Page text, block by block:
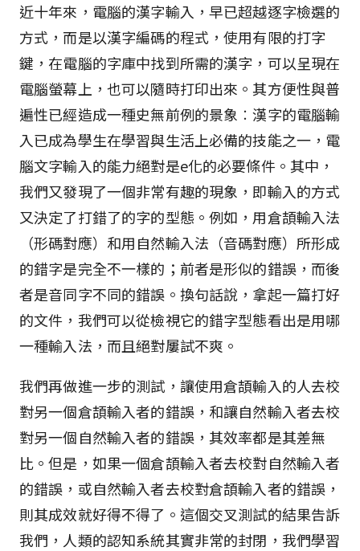
近十年來，電腦的漢字輸入，早已超越逐字檢選的
方式，而是以漢字編碼的程式，使用有限的打字
鍵，在電腦的字庫中找到所需的漢字，可以呈現在
電腦螢幕上，也可以隨時打印出來。其方便性與普
遍性已經造成一種史無前例的景象︰漢字的電腦輸
入已成為學生在學習與生活上必備的技能之一，電
腦文字輸入的能力絕對是e化的必要條件。其中，
我們又發現了一個非常有趣的現象，即輸入的方式
又決定了打錯了的字的型態。例如，用倉頡輸入法
（形碼對應）和用自然輸入法（音碼對應）所形成
的錯字是完全不一樣的；前者是形似的錯誤，而後
者是音同字不同的錯誤。換句話說，拿起一篇打好
的文件，我們可以從檢視它的錯字型態看出是用哪
一種輸入法，而且絕對屢試不爽。
我們再做進一步的測試，讓使用倉頡輸入的人去校
對另一個倉頡輸入者的錯誤，和讓自然輸入者去校
對另一個自然輸入者的錯誤，其效率都是其差無
比。但是，如果一個倉頡輸入者去校對自然輸入者
的錯誤，或自然輸入者去校對倉頡輸入者的錯誤，
則其成效就好得不得了。這個交叉測試的結果告訴
我們，人類的認知系統其實非常的封閉，我們學習